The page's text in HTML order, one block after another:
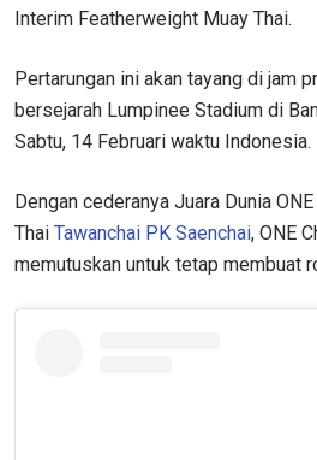
Interim Featherweight Muay Thai.
Pertarungan ini akan tayang di jam
bersejarah Lumpinee Stadium di
Sabtu, 14 Februari waktu Indonesia.
Dengan cederanya Juara Dunia
Thai Tawanchai PK Saenchai, ONE
memutuskan untuk tetap membuat